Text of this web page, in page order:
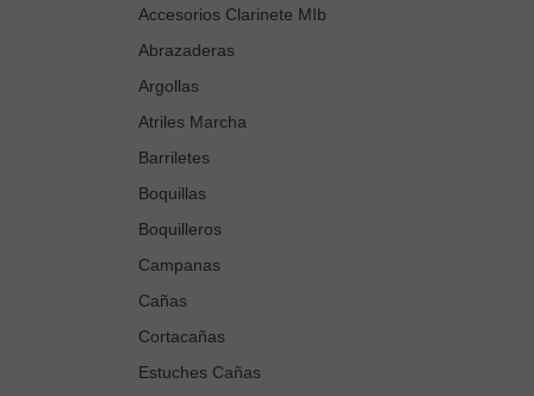
Accesorios Clarinete MIb
Abrazaderas
Argollas
Atriles Marcha
Barriletes
Boquillas
Boquilleros
Campanas
Cañas
Cortacañas
Estuches Cañas